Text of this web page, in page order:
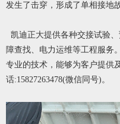
发生了击穿，形成了单相接地
凯迪正大提供各种交接试验
障查找、电力运维等工程服务
专业的技术，能够为客户提供
话:15827263478(微信同号)。